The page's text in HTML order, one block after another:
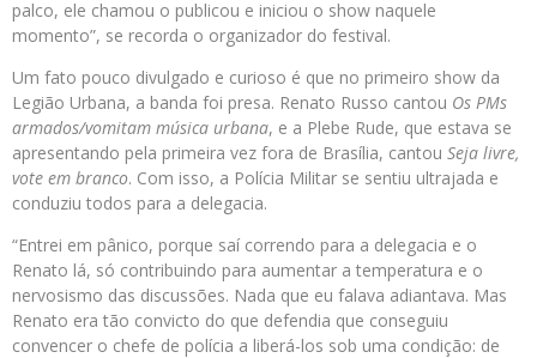
palco, ele chamou o publicou e iniciou o show naquele
momento”, se recorda o organizador do festival.
Um fato pouco divulgado e curioso é que no primeiro show da
Legião Urbana, a banda foi presa. Renato Russo cantou Os PMs
armados/vomitam música urbana, e a Plebe Rude, que estava se
apresentando pela primeira vez fora de Brasília, cantou Seja livre,
vote em branco. Com isso, a Polícia Militar se sentiu ultrajada e
conduziu todos para a delegacia.
“Entrei em pânico, porque saí correndo para a delegacia e o
Renato lá, só contribuindo para aumentar a temperatura e o
nervosismo das discussões. Nada que eu falava adiantava. Mas
Renato era tão convicto do que defendia que conseguiu
convencer o chefe de polícia a liberá-los sob uma condição: de